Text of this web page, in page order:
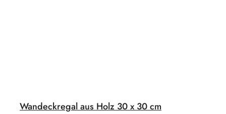
Wandeckregal aus Holz 30 x 30 cm